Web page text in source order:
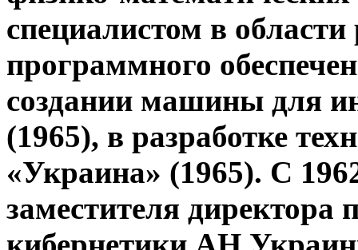
специалистом в
программного
создании машины для
(1965), в разработке
«Украина» (1965). С
заместителя директора